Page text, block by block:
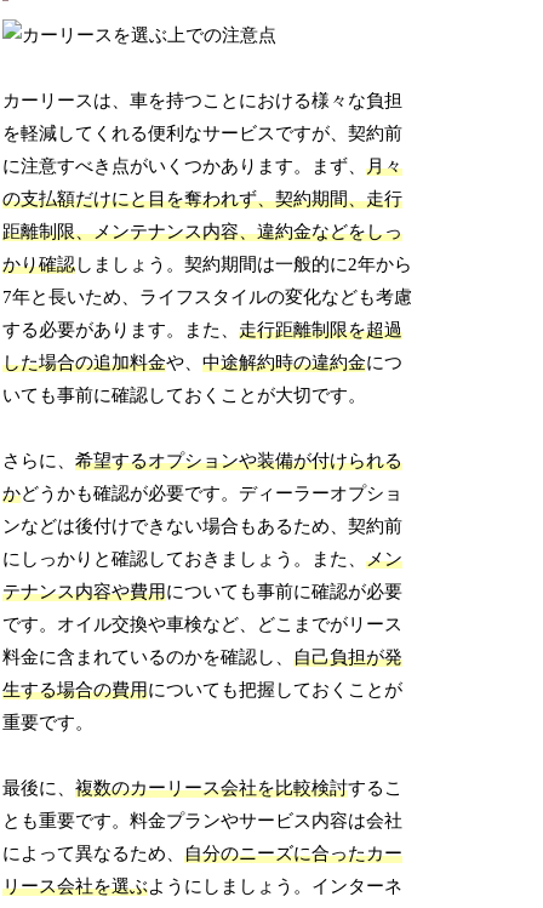
カーリースは、車を持つことにおける様々な負担
を軽減してくれる便利なサービスですが、契約前
に注意すべき点がいくつかあります。まず、月々
の支払額だけにと目を奪われず、契約期間、走行
距離制限、メンテナンス内容、違約金などをしっ
かり確認しましょう。契約期間は一般的に2年から
7年と長いため、ライフスタイルの変化なども考慮
する必要があります。また、走行距離制限を超過
した場合の追加料金や、中途解約時の違約金につ
いても事前に確認しておくことが大切です。
さらに、希望するオプションや装備が付けられる
かどうかも確認が必要です。ディーラーオプショ
ンなどは後付けできない場合もあるため、契約前
にしっかりと確認しておきましょう。また、メン
テナンス内容や費用についても事前に確認が必要
です。オイル交換や車検など、どこまでがリース
料金に含まれているのかを確認し、自己負担が発
生する場合の費用についても把握しておくことが
重要です。
最後に、複数のカーリース会社を比較検討するこ
とも重要です。料金プランやサービス内容は会社
によって異なるため、自分のニーズに合ったカー
リース会社を選ぶようにしましょう。インターネ